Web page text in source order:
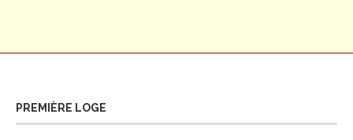
PREMIÈRE LOGE